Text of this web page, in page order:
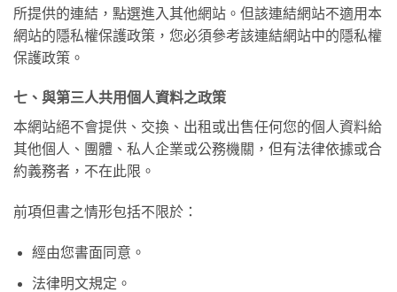
所提供的連結，點選進入其他網站。但該連結網站不適用本
網站的隱私權保護政策，您必須參考該連結網站中的隱私權
保護政策。
七、與第三人共用個人資料之政策
本網站絕不會提供、交換、出租或出售任何您的個人資料給
其他個人、團體、私人企業或公務機關，但有法律依據或合
約義務者，不在此限。
前項但書之情形包括不限於：
經由您書面同意。
法律明文規定。